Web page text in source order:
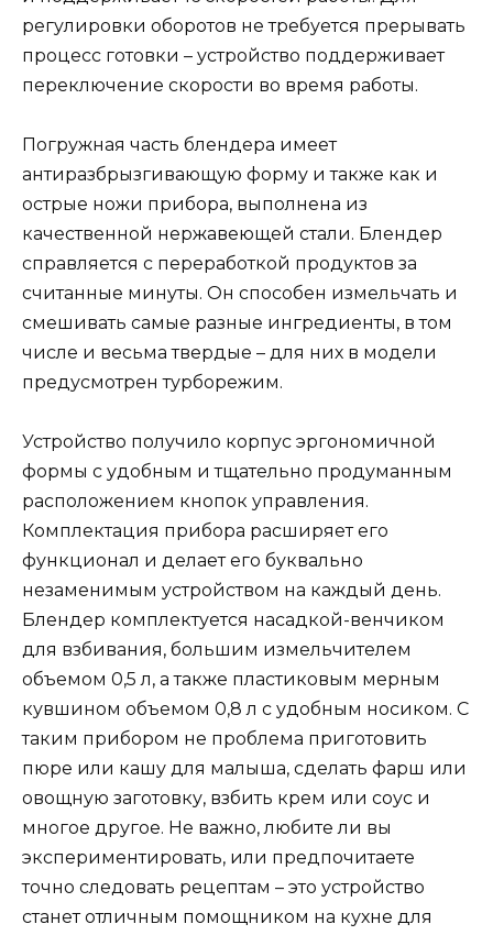
регулировки оборотов не требуется прерывать
процесс готовки – устройство поддерживает
переключение скорости во время работы.
Погружная часть блендера имеет
антиразбрызгивающую форму и также как и
острые ножи прибора, выполнена из
качественной нержавеющей стали. Блендер
справляется с переработкой продуктов за
считанные минуты. Он способен измельчать и
смешивать самые разные ингредиенты, в том
числе и весьма твердые – для них в модели
предусмотрен турборежим.
Устройство получило корпус эргономичной
формы с удобным и тщательно продуманным
расположением кнопок управления.
Комплектация прибора расширяет его
функционал и делает его буквально
незаменимым устройством на каждый день.
Блендер комплектуется насадкой-венчиком
для взбивания, большим измельчителем
объемом 0,5 л, а также пластиковым мерным
кувшином объемом 0,8 л с удобным носиком. С
таким прибором не проблема приготовить
пюре или кашу для малыша, сделать фарш или
овощную заготовку, взбить крем или соус и
многое другое. Не важно, любите ли вы
экспериментировать, или предпочитаете
точно следовать рецептам – это устройство
станет отличным помощником на кухне для